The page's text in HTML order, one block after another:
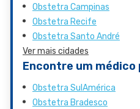
Obstetra Campinas
Obstetra Recife
Obstetra Santo André
Ver mais cidades
Encontre um médico
Obstetra SulAmérica
Obstetra Bradesco